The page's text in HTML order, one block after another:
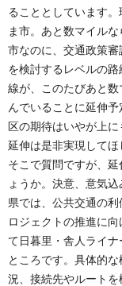
ることとしています
ま市。あと数マイル
市なのに、交通政策
を検討するレベルの
線が、このたびあと
んでいることに延伸
区の期待はいやが上
延伸は是非実現してほ
そこで質問ですが、
ょうか。決意、意気
県では、公共交通の
ロジェクトの推進に
て日暮里・舎人ライ
ところです。具体的
況、接続先やルート